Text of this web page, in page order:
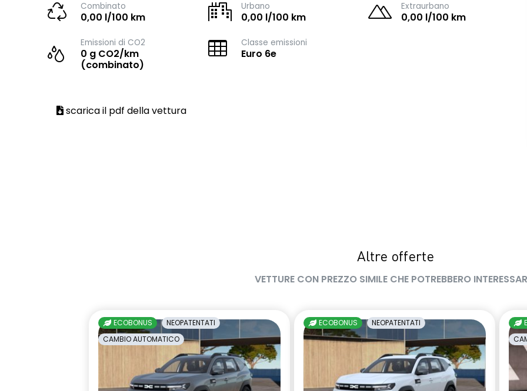
Combinato
0,00 l/100 km
Urbano
0,00 l/100 km
Extraurbano
0,00 l/100 km
Emissioni di CO2
0 g CO2/km
(combinato)
Classe emissioni
Euro 6e
scarica il pdf della vettura
Altre offerte
VETTURE CON PREZZO SIMILE CHE POTREBBERO
ECOBONUS
NEOPATENTATI
CAMBIO AUTOMATICO
ECOBONUS NEOPATENTATI